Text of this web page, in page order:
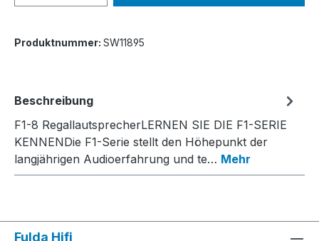
Produktnummer: SW11895
Beschreibung
F1-8 RegallautsprecherLERNEN SIE DIE F1-SERIE
KENNENDie F1-Serie stellt den Höhepunkt der
langjährigen Audioerfahrung und te… Mehr
Fulda Hifi